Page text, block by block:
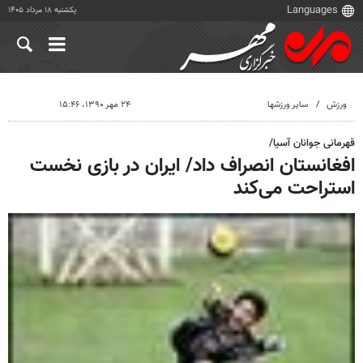
یکشنبه ۱۸ مرداد ۱۴۰۵
ورزش سایر ورزشها ۲۴ مهر ۱۳۹۰، ۱۵:۴۶
قهرمانی جوانان آسیا/
افغانستان انصراف داد/ ایران در بازی نخست
استراحت می‌کند